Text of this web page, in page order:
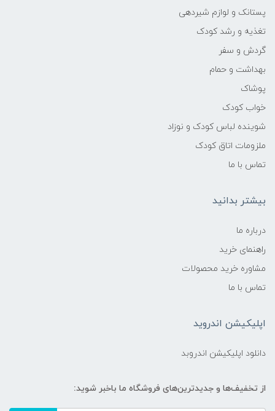
Water) – آرام‌بخش پوست
پوست و حفظ رطوبت
Inulin – کمک به سلامت میکروبیوم پوست
ماندگاری محصول:
شانه‌کردن مو پس از اسپری
پستانک و لوازم شیردهی
تغذیه و رشد کودک
گردش و سفر
بهداشت و حمام
پوشاک
خواب کودک
شوینده لباس کودک و نوزاد
ملزومات اتاق کودک
تماس با ما
بیشتر بدانید
درباره ما
راهنمای خرید
مشاوره خرید محصولات
تماس با ما
اپلیکیشن اندروید
دانلود اپلیکیشن اندروبد
از تخفیف‌ها و جدیدترین‌های فروشگاه ما باخبر شوید: